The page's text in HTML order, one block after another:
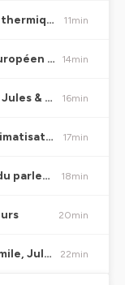
L'interdiction annulée des moteurs thermiques - Émile 11min
Le flash d'actualité du parlement européen - EuroparlRadio 14min
Micro-trottoir des métiers oubliés - Jules & David 16min
Anita, maintenance chauffage et climatisation du bâtiment, groupe Engie 17min
Françoise, la première maquilleuse du parlement 18min
20min
Le sentiment de la première fois - Émile, Jules, David, Loïc 22min